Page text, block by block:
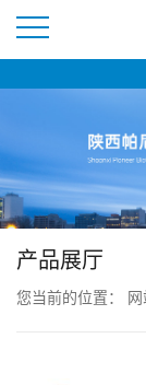
页
公
产品展厅
您当前的位置：